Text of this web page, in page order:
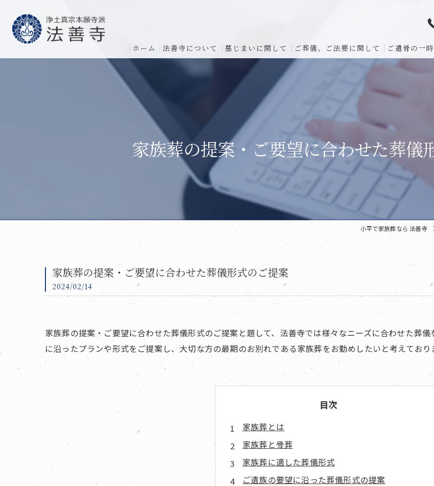
ホーム 法善寺について 墓じまいに関して ご葬儀、ご法要に関して ご遺骨の一
家族葬の提案・ご要望に合わせた葬儀
小平で家族葬なら 法善寺
家族葬の提案・ご要望に合わせた葬儀形式のご提案
2024/02/14
家族葬の提案・ご要望に合わせた葬儀形式のご提案と題して、法善寺では様々なニーズに合わせた葬
に沿ったプランや形式をご提案し、大切な方の最期のお別れである家族葬をお勤めしたいと考えており
目次
家族葬とは
家族葬と骨葬
家族葬に適した葬儀形式
ご遺族の要望に沿った葬儀形式の提案